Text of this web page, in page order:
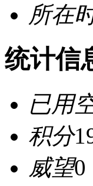
所在
统计信
已用
积分
威望0